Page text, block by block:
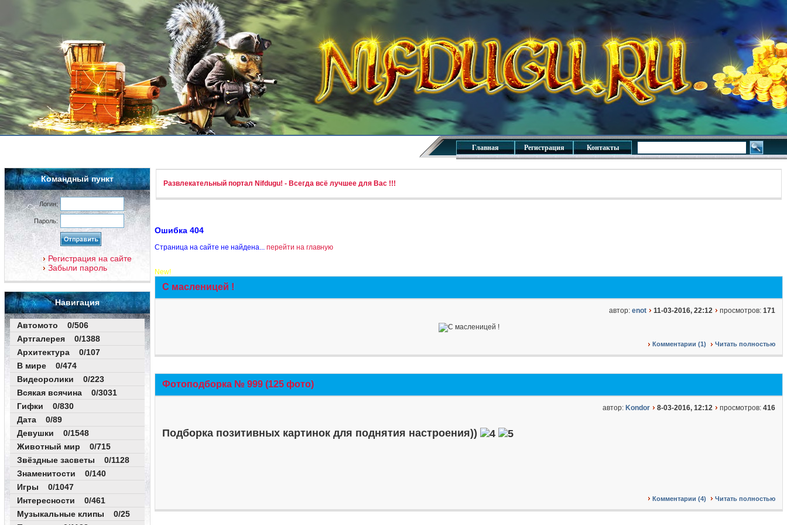
Главная Регистрация Контакты
Командный пункт
Логин:
Пароль:
Регистрация на сайте
Забыли пароль
Навигация
Автомото 0/506
Артгалерея 0/1388
Архитектура 0/107
В мире 0/474
Видеоролики 0/223
Всякая всячина 0/3031
Гифки 0/830
Дата 0/89
Девушки 0/1548
Животный мир 0/715
Звёздные засветы 0/1128
Знаменитости 0/140
Игры 0/1047
Интересности 0/461
Музыкальные клипы 0/25
Развлекательный портал Nifdugu! - Всегда всё лучшее для Вас !!!
Ошибка 404
Страница на сайте не найдена... перейти на главную
New!
С масленицей !
автор: enot 11-03-2016, 22:12 просмотров: 171
Комментарии (1) Читать полностью
Фотоподборка № 999 (125 фото)
автор: Kondor 8-03-2016, 12:12 просмотров: 416
Подборка позитивных картинок для поднятия настроения))
Комментарии (4) Читать полностью